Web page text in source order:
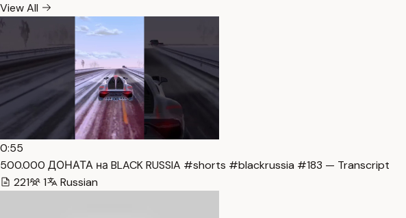
View All
0:55
500.000 ДОНАТА на BLACK RUSSIA #shorts #blackrussia #183 — Transcript
221
1 Russian